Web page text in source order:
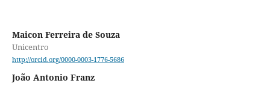
Maicon Ferreira de Souza
Unicentro
http://orcid.org/0000-0003-1776-5686
João Antonio Franz